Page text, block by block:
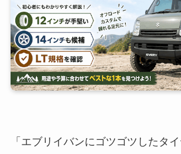
「エブリイバンにゴツゴツしたタ